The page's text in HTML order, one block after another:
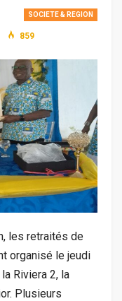
SOCIETE & REGION
859
les retraités de
organisé le jeudi
Riviera 2, la
Plusieurs